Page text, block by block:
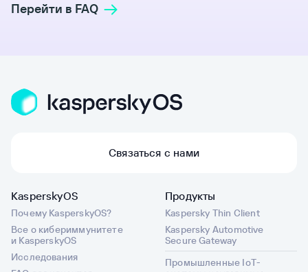
Перейти в FAQ
Связаться с нами
KasperskyOS
Почему KasperskyOS?
Все о кибериммунитете
и KasperskyOS
Исследования
Продукты
Kaspersky Thin Client
Kaspersky Automotive
Secure Gateway
Промышленные IoT-